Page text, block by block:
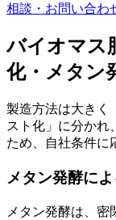
相談・お問い合わ
バイオマス
化・メタン
製造方法は大きく
スト化」に分かれ
ため、自社条件に
メタン発酵に
メタン発酵は、